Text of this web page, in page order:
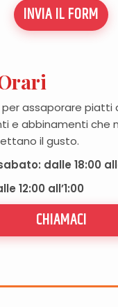
INVIA IL FORM
assaporare piatti
e abbinamenti che
il gusto.
dalle 18:00
12:00 all’1:00
CHIAMACI